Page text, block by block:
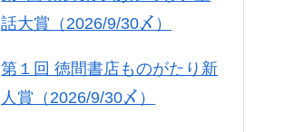
話大賞（2026/9/30〆）
第１回 徳間書店ものがたり新
人賞（2026/9/30〆）